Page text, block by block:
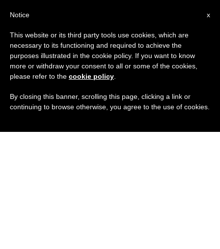
x
Notice
This website or its third party tools use cookies, which are
necessary to its functioning and required to achieve the
purposes illustrated in the cookie policy. If you want to know
more or withdraw your consent to all or some of the cookies,
please refer to the cookie policy
By closing this banner, scrolling this page, clicking a link or
continuing to browse otherwise, you agree to the use of cookies.